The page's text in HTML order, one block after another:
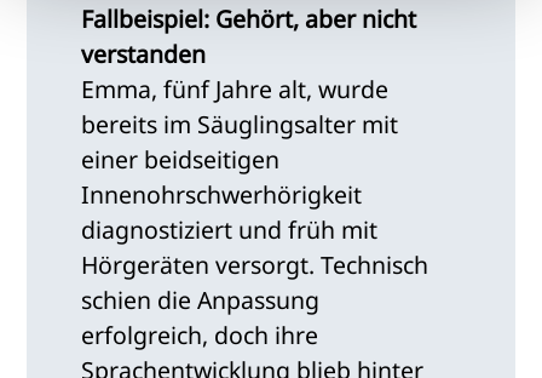
Fallbeispiel: Gehört, aber nicht
verstanden
Emma, fünf Jahre alt, wurde
bereits im Säuglingsalter mit
einer beidseitigen
Innenohrschwerhörigkeit
diagnostiziert und früh mit
Hörgeräten versorgt. Technisch
schien die Anpassung
erfolgreich, doch ihre
Sprachentwicklung blieb hinter